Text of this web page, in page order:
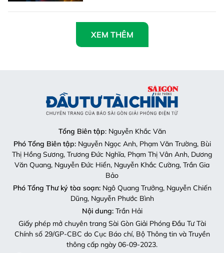
XEM THÊM
Tổng Biên tập: Nguyễn Khắc Văn
Phó Tổng Biên tập:Nguyễn Ngọc Anh, Phạm Văn Trường, Bùi
Thị Hồng Sương, Trương Đức Nghĩa, Phạm Thị Vân Anh, Dương
Văn Quang, Nguyễn Đức Hiển, Nguyễn Khắc Cường, Trần Gia
Bảo
Phó Tổng Thư ký tòa soạn:Ngô Quang Trưởng, Nguyễn Chiến
Dũng, Nguyễn Phước Bình
Nội dung:Trần Hải
Giấy phép mở chuyên trang Sài Gòn Giải Phóng Đầu Tư Tài
Chính số 29/GP-CBC do Cục Báo chí, Bộ Thông tin và Truyền
thông cấp ngày 06-09-2023.